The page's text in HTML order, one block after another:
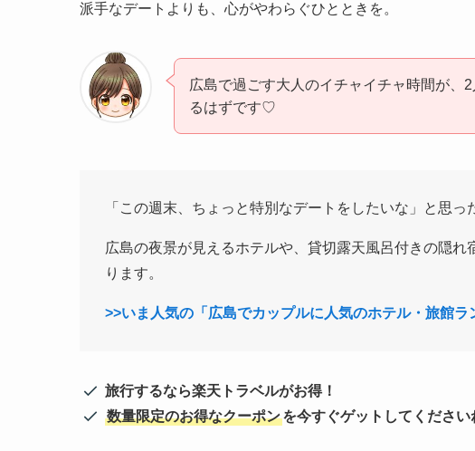
派手なデートよりも、心がやわらぐひとときを。
広島で過ごす大人のイチャイチャ時間が、
るはずです♡
「この週末、ちょっと特別なデートをしたいな」と思っ
広島の夜景が見えるホテルや、貸切露天風呂付きの隠れ
ります。
>>いま人気の「広島でカップルに人気のホテル・旅館ラ
旅行するなら楽天トラベルがお得！
数量限定のお得なクーポンを今すぐゲットしてください